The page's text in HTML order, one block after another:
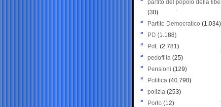
partito del popolo della
(30)
Partito Democratico (1.034)
PD (1.188)
PdL (2.781)
pedofilia (25)
Pensioni (129)
Politica (40.790)
polizia (253)
Porto (12)